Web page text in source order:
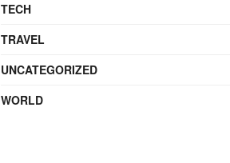
TECH
TRAVEL
UNCATEGORIZED
WORLD